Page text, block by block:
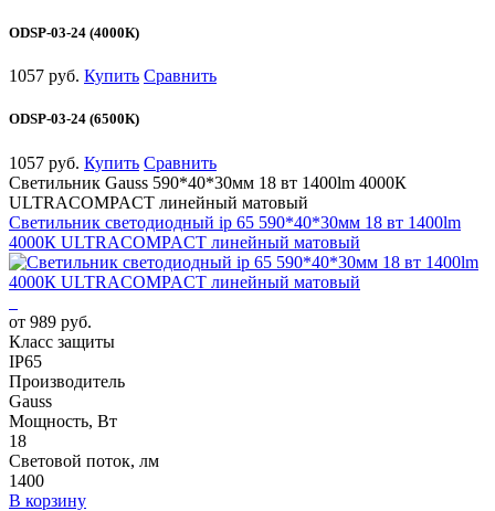
ODSP-03-24 (4000К)
1057 руб. Купить Сравнить
ODSP-03-24 (6500К)
1057 руб. Купить Сравнить
Светильник Gauss 590*40*30мм 18 вт 1400lm 4000К
ULTRACOMPACT линейный матовый
Светильник светодиодный ip 65 590*40*30мм 18 вт 1400lm
4000К ULTRACOMPACT линейный матовый
от 989 руб.
Класс защиты
IP65
Производитель
Gauss
Мощность, Вт
18
Световой поток, лм
1400
В корзину